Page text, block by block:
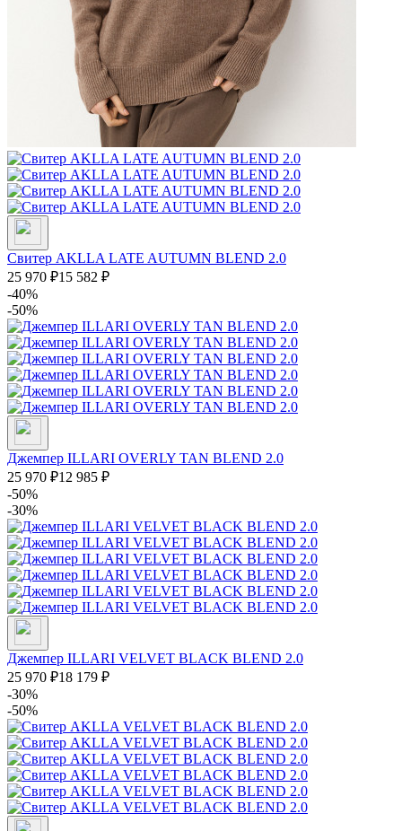
Свитер AKLLA LATE AUTUMN BLEND 2.0
25 970 ₽15 582 ₽
-40%
-50%
Джемпер ILLARI OVERLY TAN BLEND 2.0
25 970 ₽12 985 ₽
-50%
-30%
Джемпер ILLARI VELVET BLACK BLEND 2.0
25 970 ₽18 179 ₽
-30%
-50%